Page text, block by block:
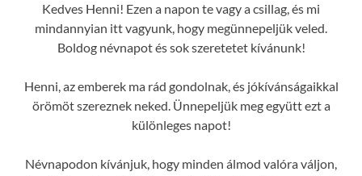
Kedves Henni! Ezen a napon te vagy a csillag, és mi
mindannyian itt vagyunk, hogy megünnepeljük veled.
Boldog névnapot és sok szeretetet kívánunk!
Henni, az emberek ma rád gondolnak, és jókívánságaikkal
örömöt szereznek neked. Ünnepeljük meg együtt ezt a
különleges napot!
Névnapodon kívánjuk, hogy minden álmod valóra váljon,